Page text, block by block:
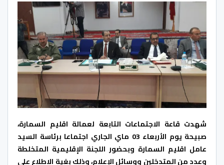
شهدت قاعة الاجتماعات التابعة لعمالة اقليم السمارة،
صبيحة يوم الأربعاء 03 ماي الجاري اجتماعا برئاسة السيد
عامل اقليم السمارة وبحضور اللجنة الإقليمية المتخلطة
وعدد من المتدخلين ووسائل الإعلام، وذلك بغية الاطلاع على